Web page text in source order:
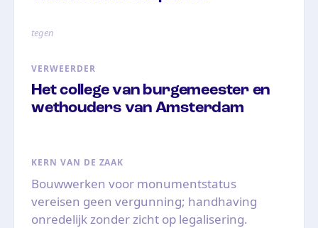
tegen
VERWEERDER
Het college van burgemeester en
wethouders van Amsterdam
KERN VAN DE ZAAK
Bouwwerken voor monumentstatus
vereisen geen vergunning; handhaving
onredelijk zonder zicht op legalisering.